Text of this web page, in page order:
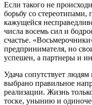
Если такого не
борьбу со
кажущейся
числа восемь сил и
счастье.
предпринимателя, но
успешен, а партнеры и
Удача сопутствует людям
выбрано правильное
реализации. Жизнь
тоске, унынию и